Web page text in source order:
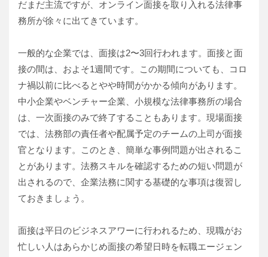
だまだ主流ですが、オンライン面接を取り入れる法律事
務所が徐々に出てきています。
一般的な企業では、面接は2〜3回行われます。面接と面
接の間は、およそ1週間です。この期間についても、コロ
ナ禍以前に比べるとやや時間がかかる傾向があります。
中小企業やベンチャー企業、小規模な法律事務所の場合
は、一次面接のみで終了することもあります。現場面接
では、法務部の責任者や配属予定のチームの上司が面接
官となります。このとき、簡単な事例問題が出されるこ
とがあります。法務スキルを確認するための短い問題が
出されるので、企業法務に関する基礎的な事項は復習し
ておきましょう。
面接は平日のビジネスアワーに行われるため、現職がお
忙しい人はあらかじめ面接の希望日時を転職エージェン